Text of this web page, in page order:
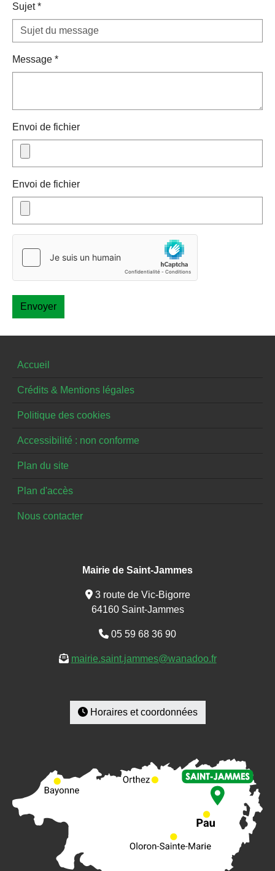
Sujet*
Message *
Envoi de fichier
Envoi de fichier
Envoyer
Accueil
Crédits & Mentions légales
Politique des cookies
Accessibilité : non conforme
Plan du site
Plan d'accès
Nous contacter
Mairie de Saint-Jammes
3 route de Vic-Bigorre
64160 Saint-Jammes
05 59 68 36 90
mairie.saint.jammes@wanadoo.fr
Horaires et coordonnées